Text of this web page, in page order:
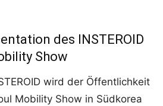
des INSTEROID
Show
wird der Öffentlichkeit
Mobility Show in Südkorea